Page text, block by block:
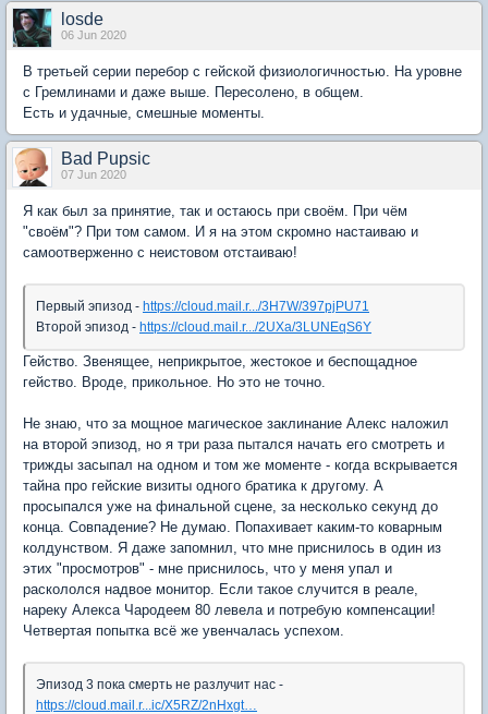
losde
06 Jun 2020
В третьей серии перебор с гейской физиологичностью. На уровне
с Гремлинами и даже выше. Пересолено, в общем.
Есть и удачные, смешные моменты.
Bad Pupsic
07 Jun 2020
Я как был за принятие, так и остаюсь при своём. При чём
"своём"? При том самом. И я на этом скромно настаиваю и
самоотверженно с неистовом отстаиваю!
Первый эпизод - https://cloud.mail.r.../3H7W/397pjPU71
Второй эпизод - https://cloud.mail.r.../2UXa/3LUNEqS6Y
Гейство. Звенящее, неприкрытое, жестокое и беспощадное
гейство. Вроде, прикольное. Но это не точно.
Не знаю, что за мощное магическое заклинание Алекс наложил
на второй эпизод, но я три раза пытался начать его смотреть и
трижды засыпал на одном и том же моменте - когда вскрывается
тайна про гейские визиты одного братика к другому. А
просыпался уже на финальной сцене, за несколько секунд до
конца. Совпадение? Не думаю. Попахивает каким-то коварным
колдунством. Я даже запомнил, что мне приснилось в один из
этих "просмотров" - мне приснилось, что у меня упал и
раскололся надвое монитор. Если такое случится в реале,
нареку Алекса Чародеем 80 левела и потребую компенсации!
Четвертая попытка всё же увенчалась успехом.
Эпизод 3 пока смерть не разлучит нас -
https://cloud.mail.r...ic/X5RZ/2nHxgt…